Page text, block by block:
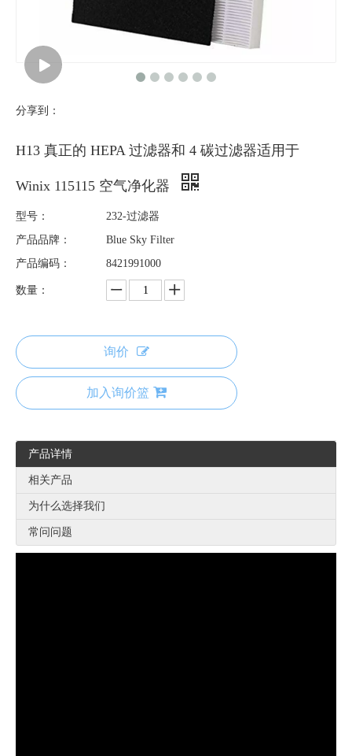
分享到：
H13 真正的 HEPA 过滤器和 4 碳过滤器适用于
Winix 115115 空气净化器
型号：
232-过滤器
产品品牌：
Blue Sky Filter
产品编码：
8421991000
数量：
询价
加入询价篮
产品详情
相关产品
为什么选择我们
常问问题